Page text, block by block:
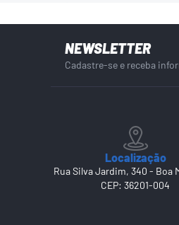
NEWSLETTER
Cadastre-se e receba
Localização
Rua Silva Jardim, 340 - Boa
CEP: 36201-004